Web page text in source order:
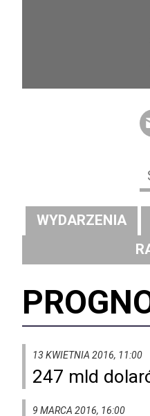
WYDARZENIA
13 KWIETNIA 2016, 11:00
247 mld
9 MARCA 2016, 16:00